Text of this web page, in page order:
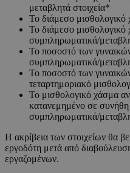
μεταβλητά στοιχεία*
Το διάμεσο μισθολογικό
Το διάμεσο
συμπληρωματικά/
Το ποσοστό των
συμπληρωματικά/
Το ποσοστό των
τεταρτημοριακό
Το μισθολογικό χάσμα
κατανεμημένο σε συνήθη
συμπληρωματικά/
Η ακρίβεια των στοιχείων θα
εργοδότη μετά από
εργαζομένων.